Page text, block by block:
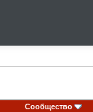
Сообщество